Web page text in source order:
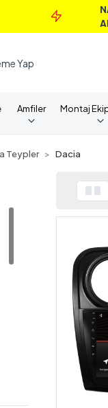
NAKİT
Yap
Amfiler Montaj
Teypler Dacia